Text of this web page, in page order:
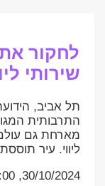
לחקור
שירותי
תל אביב,
התרבותית
מארחת גם
ליווי. עיר
30/10/2024, 03:00